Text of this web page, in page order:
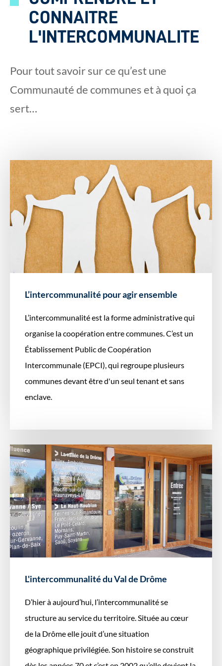
CONNAITRE
L'INTERCOMMUNALITE
Pour tout savoir sur ce qu’est une
Communauté de communes et à quoi ça
sert…
L’intercommunalité pour agir ensemble
L’intercommunalité est la forme administrative qui
organise la coopération entre communes. C’est un
Établissement Public de Coopération
Intercommunale (EPCI), qui regroupe plusieurs
communes devant être d'un seul tenant et sans
enclave.
L'intercommunalité du Val de Drôme
D’hier à aujourd’hui, l’intercommunalité se
structure au service du territoire. Située au cœur
de la Drôme elle jouit d’une situation
géographique privilégiée. Son histoire se construit